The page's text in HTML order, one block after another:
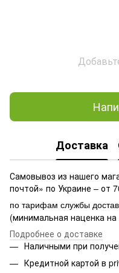
Доставка
Самовывоз из нашего
почтой» по Украине – от
по тарифам службы
(минимальная наценка на
Подробнее о доставке
Наличными при
Кредитной картой в